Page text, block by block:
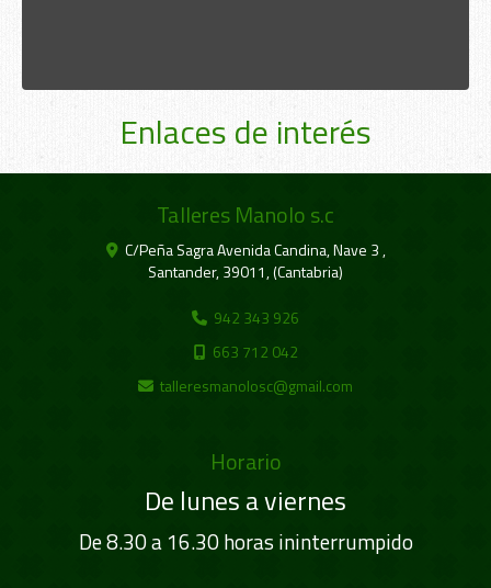
Enlaces de interés
Talleres Manolo s.c
C/Peña Sagra Avenida Candina, Nave 3 ,
Santander,39011,(Cantabria)
942 343 926
663 712 042
talleresmanolosc
gmail.com
Horario
De lunes a viernes
De8.30 a 16.30 horas ininterrumpido